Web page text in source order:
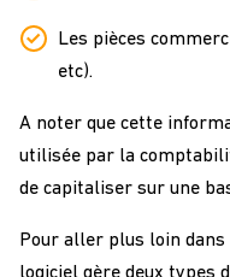
Les pièces
etc).
A noter que cette
utilisée par la
de capitaliser sur une
Pour aller plus loin